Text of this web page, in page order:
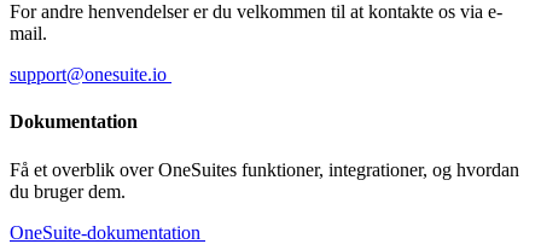
For andre henvendelser er du velkommen til at kontakte os via e-
mail.
support@onesuite.io
Dokumentation
Få et overblik over OneSuites funktioner, integrationer, og hvordan
du bruger dem.
OneSuite-dokumentation